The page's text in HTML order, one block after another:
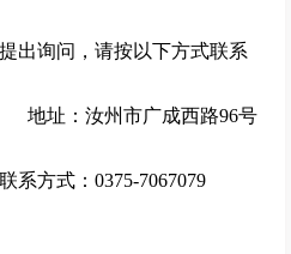
出询问，请按以下方式联系
地址：汝州市广成西路96号
式：0375-7067079